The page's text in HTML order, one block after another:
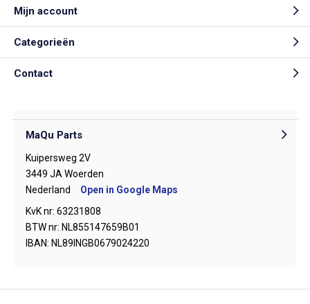
Mijn account
Categorieën
Contact
MaQu Parts
Kuipersweg 2V
3449 JA Woerden
Nederland
Open in Google Maps
KvK nr: 63231808
BTW nr: NL855147659B01
IBAN: NL89INGB0679024220